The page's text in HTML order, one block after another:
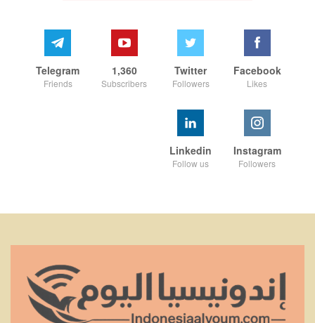
Facebook
Likes
Twitter
Followers
1,360
Subscribers
Telegram
Friends
Instagram
Followers
Linkedin
Follow us